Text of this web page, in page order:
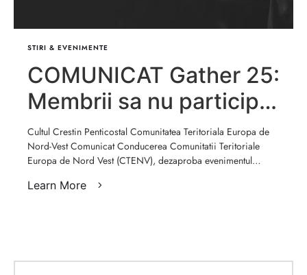
STIRI & EVENIMENTE
COMUNICAT Gather 25:
Membrii sa nu participe
la acest eveniment.
Cultul Crestin Penticostal Comunitatea Teritoriala Europa de
Nord-Vest Comunicat Conducerea Comunitatii Teritoriale
Europa de Nord Vest (CTENV), dezaproba evenimentul
Learn More